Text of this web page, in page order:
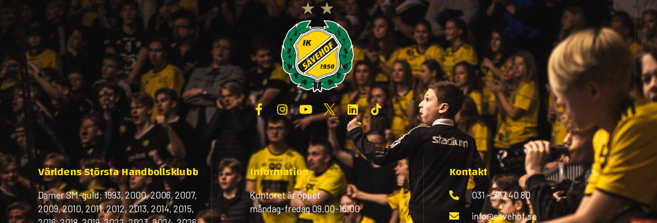
Världens Största Handbollsklubb
Damer SM-guld: 1993, 2000, 2006, 2007,
2009, 2010, 2011, 2012, 2013, 2014, 2015,
Information
Kontoret är öppet
måndag-fredag 09.00-16.00
Kontakt
031 - 757 40 80
info@savehof.se